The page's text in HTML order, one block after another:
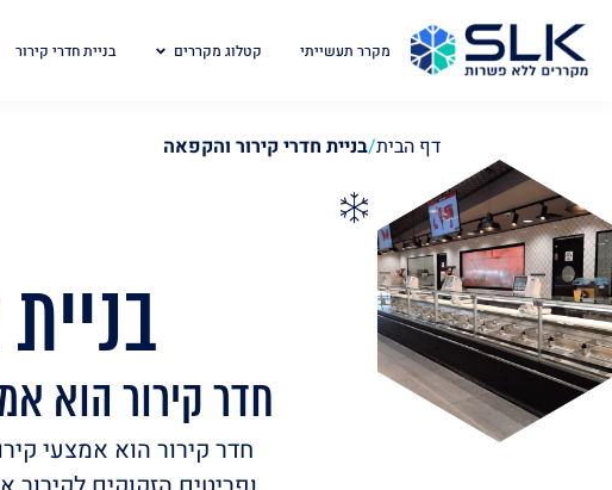
מקרר תעשייתי קטלוג מקררים בניית חדרי קירור
דף הבית/בניית חדרי קירור והקפאה
חדר קירור הוא
חדר קירור הוא אמצעי